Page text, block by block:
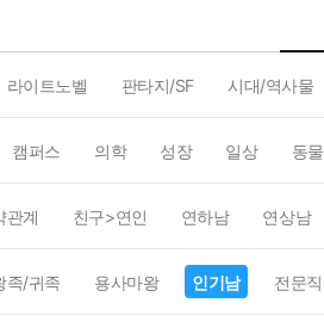
라이트노벨 판타지/SF 시대/역사물
캠퍼스 의학 성장 일상 동물
관계 친구>연인 연하남 연상남
족/귀족 용사마왕 인기남 전문직